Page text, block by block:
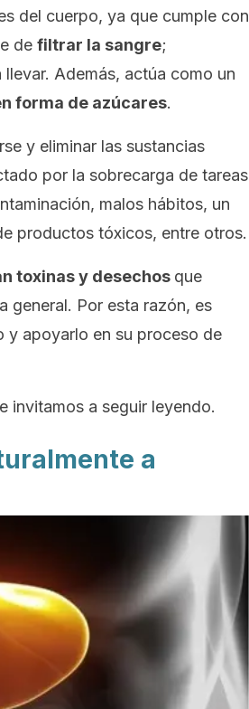
del cuerpo, ya que cumple con
de filtrar la sangre;
Además, actúa como un
forma de azúcares.
y eliminar las sustancias
por la sobrecarga de tareas
malos hábitos, un
productos tóxicos, entre otros.
toxinas y desechos que
general. Por esta razón, es
y apoyarlo en su proceso de
invitamos a seguir leyendo.
a